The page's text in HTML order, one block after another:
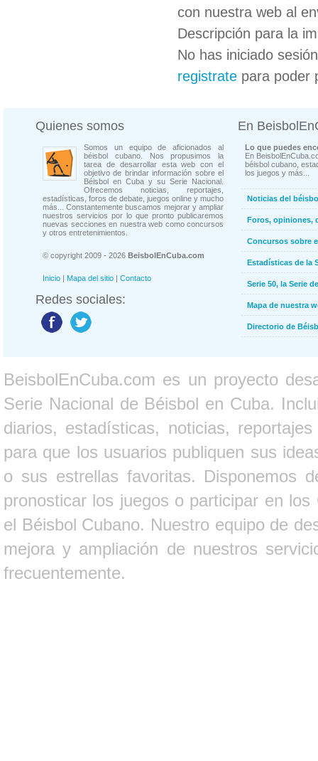
con nuestra web al
Descripción para la
No has iniciado
registrate para poder
Quienes somos
Somos un equipo de aficionados al
béisbol cubano. Nos propusimos la
tarea de desarrollar esta web con el
objetivo de brindar información sobre el
Béisbol en Cuba y su Serie Nacional.
Ofrecemos noticias, reportajes,
estadísticas, foros de debate, juegos online y mucho
más... Constantemente buscamos mejorar y ampliar
nuestros servicios por lo que pronto publicaremos
nuevas secciones en nuestra web como concursos
y otros entretenimientos.
© copyright 2009 - 2026 BeisbolEnCuba.com
Inicio | Mapa del sitio | Contacto
Redes sociales:
En
Lo que puedes
En
béisbol cubano,
los juegos y más...
Noticias del
Foros, opiniones,
Concursos sobre
Estadísticas de la
Serie 50, la Serie
Mapa de nuestra
Directorio de
BeisbolEnCuba.com es un proyecto
Serie Nacional de Béisbol en Cuba.
diarios, estadísticas, noticias,
para que los usuarios publiquen sus
o sus estrellas favoritas. Disponemos
pronosticar los juegos o participar en
el Béisbol Cubano. Nuestro equipo de
mejora y ampliación de nuestros
frecuentemente.